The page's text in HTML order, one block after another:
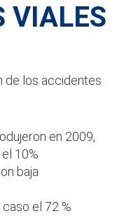
VIALES
de los accidentes
en 2009,
10%
baja
el 72 %